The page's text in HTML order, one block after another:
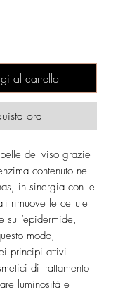
al carrello
ora
del viso grazie
contenuto nel
in sinergia con le
rimuove le cellule
sull’epidermide,
modo,
principi attivi
di trattamento
luminosità e